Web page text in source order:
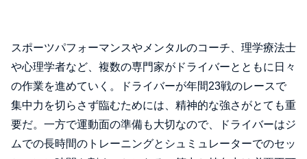
スポーツパフォーマンスやメンタルのコーチ、理学療法士
や心理学者など、複数の専門家がドライバーとともに日々
の作業を進めていく。ドライバーが年間23戦のレースで
集中力を切らさず臨むためには、精神的な強さがとても重
要だ。一方で運動面の準備も大切なので、ドライバーはジ
ムでの長時間のトレーニングとシュミュレーターでのセッ